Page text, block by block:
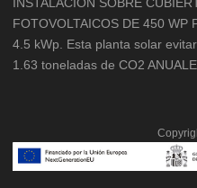
FOTOVOLTAICOS DE 450 WP
4.5 kWp. Esta planta solar
1.63 toneladas de CO2